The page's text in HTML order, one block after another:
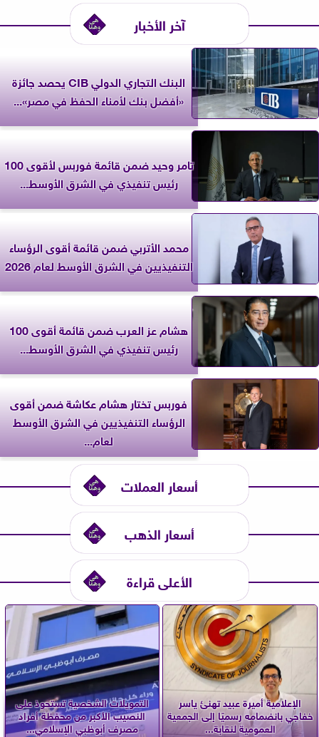
آخر الأخبار
البنك التجاري الدولي CIB يحصد جائزة
«أفضل بنك لأمناء الحفظ في مصر»...
تامر وحيد ضمن قائمة فوربس لأقوى 100
رئيس تنفيذي في الشرق الأوسط...
محمد الأتربي ضمن قائمة أقوى الرؤساء
التنفيذيين في الشرق الأوسط لعام 2026
هشام عز العرب ضمن قائمة أقوى 100
رئيس تنفيذي في الشرق الأوسط...
فوربس تختار هشام عكاشة ضمن أقوى
الرؤساء التنفيذيين في الشرق الأوسط
لعام...
أسعار العملات
أسعار الذهب
الأعلى قراءة
الإعلامية أميرة عبيد تهنئ ياسر
خفاجي بانضمامه رسميًا إلى الجمعية
العمومية لنقابة...
التمويلات الشخصية تستحوذ على
النصيب الأكبر من محفظة أفراد
مصرف أبوظبي الإسلامي...